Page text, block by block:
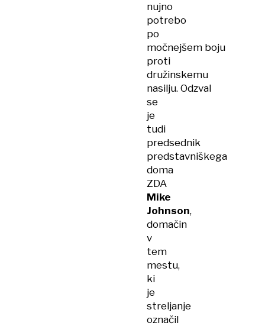
nujno
potrebo
po
močnejšem boju
proti
družinskemu
nasilju. Odzval
se
je
tudi
predsednik
predstavniškega
doma
ZDA
Mike
Johnson,
domačin
v
tem
mestu,
ki
je
streljanje
označil